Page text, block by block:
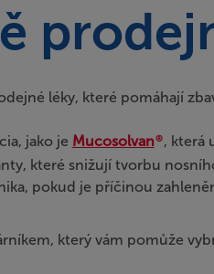
léky, které pomáhají
jako je Mucosolvan®, která
které snižují tvorbu
pokud je příčinou
který vám pomůže